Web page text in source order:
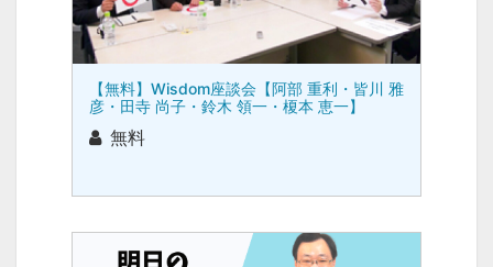
【無料】Wisdom座談会【阿部 重利・皆川 雅
彦・田寺 尚子・鈴木 領一・榎本 恵一】
無料